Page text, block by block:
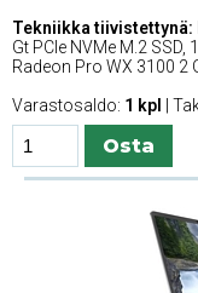
Tekniikka tiivistettynä:
Gt PCIe NVMe M.2 SSD,
Radeon Pro WX 3100 2
Varastosaldo: 1 kpl |